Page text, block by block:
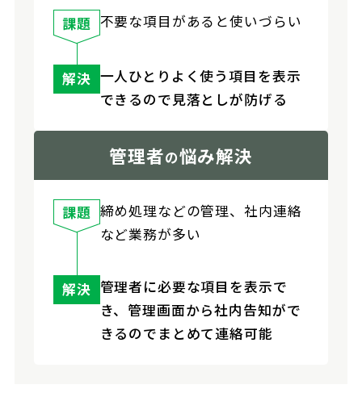
課題 不要な項目があると使いづらい
解決 一人ひとりよく使う項目を表示
できるので見落としが防げる
管理者の悩み解決
課題 締め処理などの管理、社内連絡
など業務が多い
解決 管理者に必要な項目を表示で
き、管理画面から社内告知がで
きるのでまとめて連絡可能